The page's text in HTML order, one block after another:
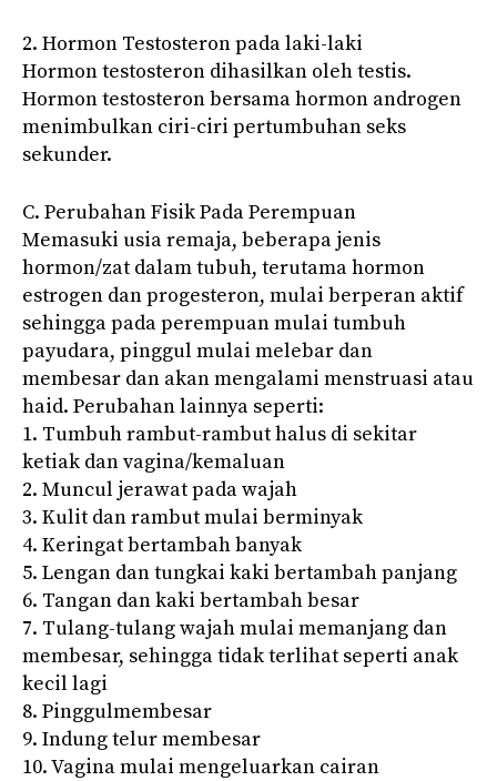
2. Hormon Testosteron pada laki-laki
Hormon testosteron dihasilkan oleh testis.
Hormon testosteron bersama hormon androgen
menimbulkan ciri-ciri pertumbuhan seks
sekunder.
C. Perubahan Fisik Pada Perempuan
Memasuki usia remaja, beberapa jenis
hormon/zat dalam tubuh, terutama hormon
estrogen dan progesteron, mulai berperan aktif
sehingga pada perempuan mulai tumbuh
payudara, pinggul mulai melebar dan
membesar dan akan mengalami menstruasi atau
haid. Perubahan lainnya seperti:
1. Tumbuh rambut-rambut halus di sekitar
ketiak dan vagina/kemaluan
2. Muncul jerawat pada wajah
3. Kulit dan rambut mulai berminyak
4. Keringat bertambah banyak
5. Lengan dan tungkai kaki bertambah panjang
6. Tangan dan kaki bertambah besar
7. Tulang-tulang wajah mulai memanjang dan
membesar, sehingga tidak terlihat seperti anak
kecil lagi
8. Pinggulmembesar
9. Indung telur membesar
10. Vagina mulai mengeluarkan cairan